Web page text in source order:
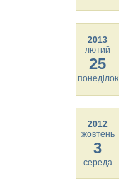
2013
лютий
25
понеділок
2012
жовтень
3
середа